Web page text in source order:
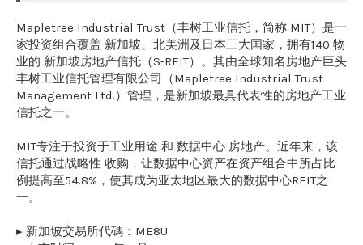
Mapletree Industrial Trust（丰树工业信托，简称 MIT）是一
家投资组合覆盖 新加坡、北美洲及日本三大国家，拥有140 物
业的 新加坡房地产信托（S-REIT）。其由全球知名房地产巨头
丰树工业信托管理有限公司（Mapletree Industrial Trust
Management Ltd.）管理，是新加坡最具代表性的房地产工业
信托之一。
MIT专注于投资于工业用途 和 数据中心 房地产。近年来，该
信托通过战略性 收购，让数据中心资产在资产组合中所占比
例提高至54.8%，使其成为亚太地区最大的数据中心REIT之
一。
▸ 新加坡交易所代碼：ME8U